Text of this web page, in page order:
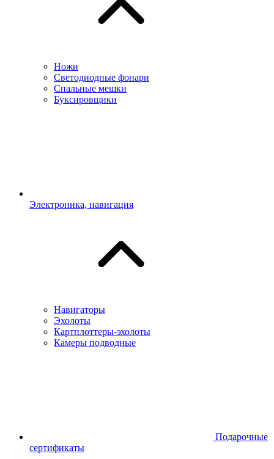
Ножи
Светодиодные фонари
Спальные мешки
Буксировщики
Электроника, навигация
Навигаторы
Эхолоты
Картплоттеры-эхолоты
Камеры подводные
Подарочные
сертификаты